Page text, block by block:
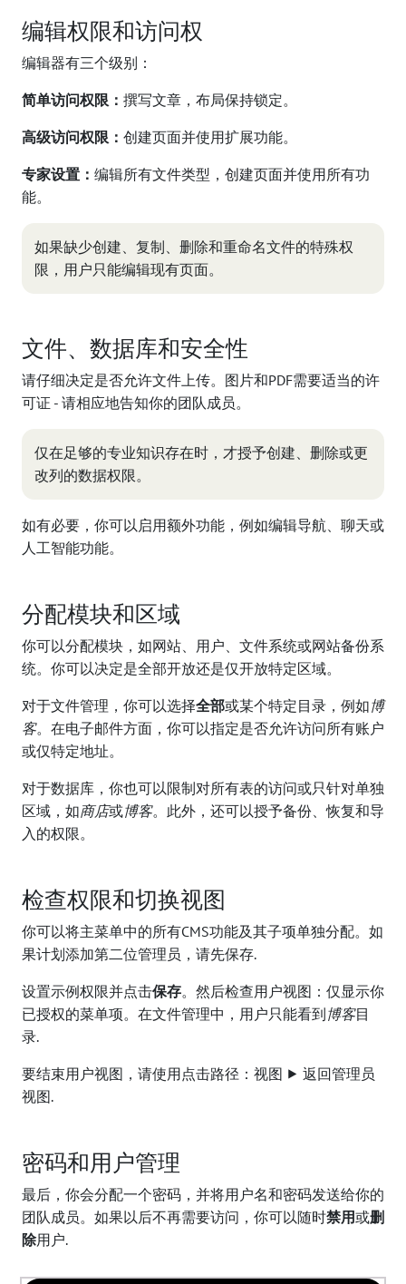
编辑权限和访问权
编辑器有三个级别：
简单访问权限： 撰写文章，布局保持锁定。
高级访问权限： 创建页面并使用扩展功能。
专家设置： 编辑所有文件类型，创建页面并使用所有功
能。
如果缺少创建、复制、删除和重命名文件的特殊权
限，用户只能编辑现有页面。
文件、数据库和安全性
请仔细决定是否允许文件上传。图片和PDF需要适当的许
可证 - 请相应地告知你的团队成员。
仅在足够的专业知识存在时，才授予创建、删除或更
改列的数据权限。
如有必要，你可以启用额外功能，例如编辑导航、聊天或
人工智能功能。
分配模块和区域
你可以分配模块，如网站、用户、文件系统或网站备份系
统。你可以决定是全部开放还是仅开放特定区域。
对于文件管理，你可以选择全部或某个特定目录，例如博
客。在电子邮件方面，你可以指定是否允许访问所有账户
或仅特定地址。
对于数据库，你也可以限制对所有表的访问或只针对单独
区域，如商店或博客。此外，还可以授予备份、恢复和导
入的权限。
检查权限和切换视图
你可以将主菜单中的所有CMS功能及其子项单独分配。如
果计划添加第二位管理员，请先保存.
设置示例权限并点击保存。然后检查用户视图：仅显示你
已授权的菜单项。在文件管理中，用户只能看到博客目
录.
要结束用户视图，请使用点击路径：视图 ⯈ 返回管理员
视图.
密码和用户管理
最后，你会分配一个密码，并将用户名和密码发送给你的
团队成员。如果以后不再需要访问，你可以随时禁用或删
除用户.